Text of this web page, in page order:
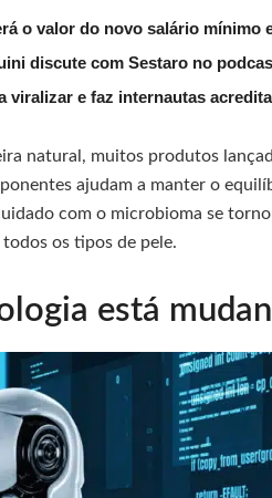
o valor do novo salário mínimo
discute com Sestaro no
viralizar e faz internautas
natural, muitos produtos
ajudam a manter o
com o microbioma se
os tipos de pele.
está